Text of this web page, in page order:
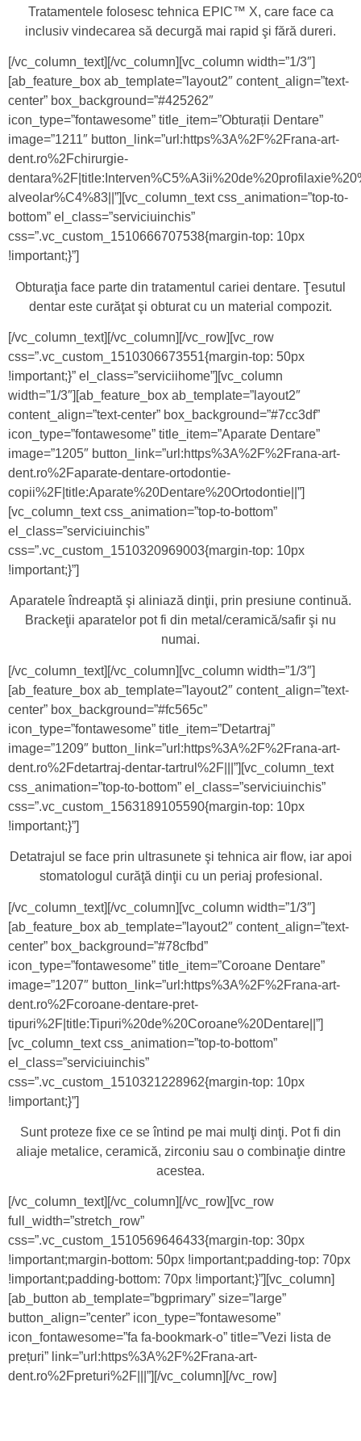
Tratamentele folosesc tehnica EPIC™ X, care face ca
inclusiv vindecarea să decurgă mai rapid şi fără dureri.
[/vc_column_text][/vc_column][vc_column width=”1/3″]
[ab_feature_box ab_template=”layout2″ content_align=”text-
center” box_background=”#425262″
icon_type=”fontawesome” title_item=”Obturații Dentare”
image=”1211″ button_link=”url:https%3A%2F%2Frana-art-
dent.ro%2Fchirurgie-
alveolar%C4%83||”][vc_column_text css_animation=”top-to-
bottom” el_class=”serviciuinchis”
css=”.vc_custom_1510666707538{margin-top: 10px
!important;}”]
Obturaţia face parte din tratamentul cariei dentare. Ţesutul
dentar este curăţat şi obturat cu un material compozit.
[/vc_column_text][/vc_column][/vc_row][vc_row
css=”.vc_custom_1510306673551{margin-top: 50px
!important;}” el_class=”serviciihome”][vc_column
width=”1/3″][ab_feature_box ab_template=”layout2″
content_align=”text-center” box_background=”#7cc3df”
icon_type=”fontawesome” title_item=”Aparate Dentare”
image=”1205″ button_link=”url:https%3A%2F%2Frana-art-
dent.ro%2Faparate-dentare-ortodontie-
copii%2F|title:Aparate%20Dentare%20Ortodontie||”]
[vc_column_text css_animation=”top-to-bottom”
el_class=”serviciuinchis”
css=”.vc_custom_1510320969003{margin-top: 10px
!important;}”]
Aparatele îndreaptă şi aliniază dinţii, prin presiune continuă.
Brackeţii aparatelor pot fi din metal/ceramică/safir şi nu
numai.
[/vc_column_text][/vc_column][vc_column width=”1/3″]
[ab_feature_box ab_template=”layout2″ content_align=”text-
center” box_background=”#fc565c”
icon_type=”fontawesome” title_item=”Detartraj”
image=”1209″ button_link=”url:https%3A%2F%2Frana-art-
dent.ro%2Fdetartraj-dentar-tartrul%2F|||”][vc_column_text
css_animation=”top-to-bottom” el_class=”serviciuinchis”
css=”.vc_custom_1563189105590{margin-top: 10px
!important;}”]
Detatrajul se face prin ultrasunete şi tehnica air flow, iar apoi
stomatologul curăţă dinţii cu un periaj profesional.
[/vc_column_text][/vc_column][vc_column width=”1/3″]
[ab_feature_box ab_template=”layout2″ content_align=”text-
center” box_background=”#78cfbd”
icon_type=”fontawesome” title_item=”Coroane Dentare”
image=”1207″ button_link=”url:https%3A%2F%2Frana-art-
dent.ro%2Fcoroane-dentare-pret-
tipuri%2F|title:Tipuri%20de%20Coroane%20Dentare||”]
[vc_column_text css_animation=”top-to-bottom”
el_class=”serviciuinchis”
css=”.vc_custom_1510321228962{margin-top: 10px
!important;}”]
Sunt proteze fixe ce se întind pe mai mulţi dinţi. Pot fi din
aliaje metalice, ceramică, zirconiu sau o combinaţie dintre
acestea.
[/vc_column_text][/vc_column][/vc_row][vc_row
full_width=”stretch_row”
css=”.vc_custom_1510569646433{margin-top: 30px
!important;margin-bottom: 50px !important;padding-top: 70px
!important;padding-bottom: 70px !important;}”][vc_column]
[ab_button ab_template=”bgprimary” size=”large”
button_align=”center” icon_type=”fontawesome”
icon_fontawesome=”fa fa-bookmark-o” title=”Vezi lista de
prețuri” link=”url:https%3A%2F%2Frana-art-
dent.ro%2Fpreturi%2F|||”][/vc_column][/vc_row]